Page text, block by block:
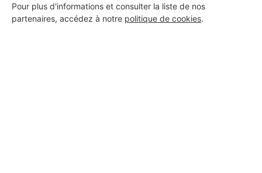
Pour plus d'informations et consulter la liste de nos
partenaires, accédez à notre politique de cookies.
9 ans d'expérience